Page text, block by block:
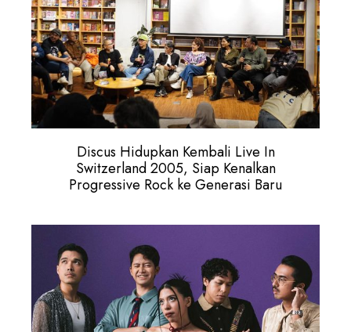
Discus Hidupkan Kembali Live In
Switzerland 2005, Siap Kenalkan
Progressive Rock ke Generasi Baru